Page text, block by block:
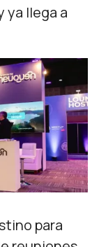
ya llega a
para